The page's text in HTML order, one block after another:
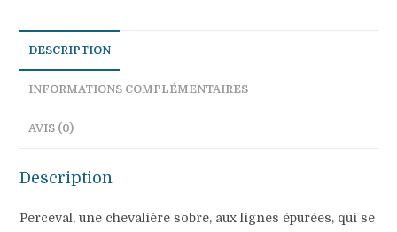
DESCRIPTION
INFORMATIONS COMPLÉMENTAIRES
AVIS (0)
Description
Perceval, une chevalière sobre, aux lignes épurées, qui se